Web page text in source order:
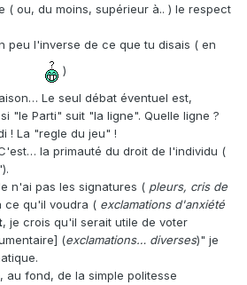
( ou, du moins, supérieur à.. ) le respect
peu l'inverse de ce que tu disais ( en
)
Le seul débat éventuel est,
"le Parti" suit "la ligne". Quelle ligne ?
! La "regle du jeu" !
la primauté du droit de l'individu (
n'ai pas les signatures ( pleurs, cris de
ce qu'il voudra ( exclamations d'anxiété
, je crois qu'il serait utile de voter
(exclamations… diverses)" je
au fond, de la simple politesse